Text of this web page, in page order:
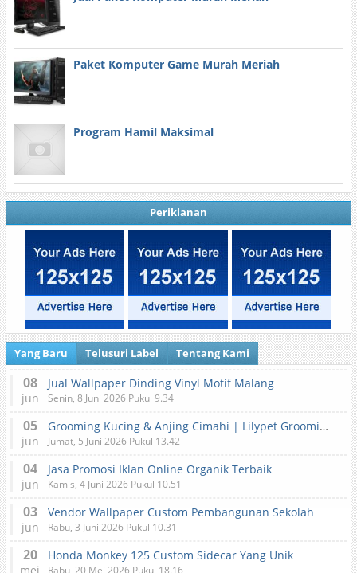
Paket Komputer Game Murah Meriah
Program Hamil Maksimal
Periklanan
Yang Baru Telusuri Label Tentang Kami
08
jun
Jual Wallpaper Dinding Vinyl Motif Malang
Senin, 8 Juni 2026 Pukul 9.34
05
jun
Grooming Kucing & Anjing Cimahi | Lilypet Grooming & Pet Hotel
Jumat, 5 Juni 2026 Pukul 13.42
04
jun
Jasa Promosi Iklan Online Organik Terbaik
Kamis, 4 Juni 2026 Pukul 10.51
03
jun
Vendor Wallpaper Custom Pembangunan Sekolah
Rabu, 3 Juni 2026 Pukul 10.31
20 Honda Monkey 125 Custom Sidecar Yang Unik
Rabu, 20 Mei 2026 Pukul 18.16